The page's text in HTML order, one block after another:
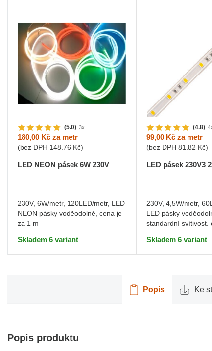
(5.0) 3x
180,00 Kč za metr
(bez DPH 148,76 Kč)
LED NEON pásek 6W 230V
230V, 6W/metr, 120LED/metr, LED
NEON pásky voděodolné, cena je
za 1 m
Skladem 6 variant
(4.8)
99,00 Kčza metr
(bez DPH 81,82 Kč)
LED pásek 230V3
230V, 4,5W/metr,
LED pásky
standardní svítivost,
Skladem 6 variant
Popis Ke
Popis produktu